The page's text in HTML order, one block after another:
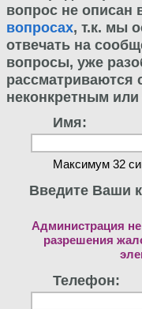
вопрос не описан
вопросах, т.к. мы
отвечать на
вопросы, уже
рассматриваются
неконкретным
Имя:
Максимум 32
Введите Ваши
Администрация
разрешения
Телефон: